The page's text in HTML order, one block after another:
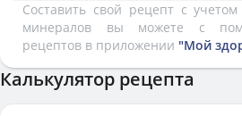
Составить свой рецепт с
минералов вы можете с
рецептов в приложении "Мой
Калькулятор рецепта